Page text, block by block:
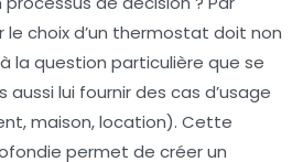
choix d’un thermostat doit non
la question particulière que se
aussi lui fournir des cas d’usage
maison, location). Cette
permet de créer un